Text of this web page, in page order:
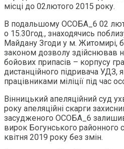
місці до 02лютого 2015 року.
В подальшому ОСОБА_6 02
о 15.30год., знаходячись
Майдану Згоди у м. Житомирі,
законом дозволу здійснював
бойових припасів – корпусу
дистанційного підривача УДЗ,
працівниками міліції під час
Вінницький апеляційний суд
року апеляційні скарги
засудженого ОСОБА_6
вирок Богунського районного
квітня 2019 року без змін.